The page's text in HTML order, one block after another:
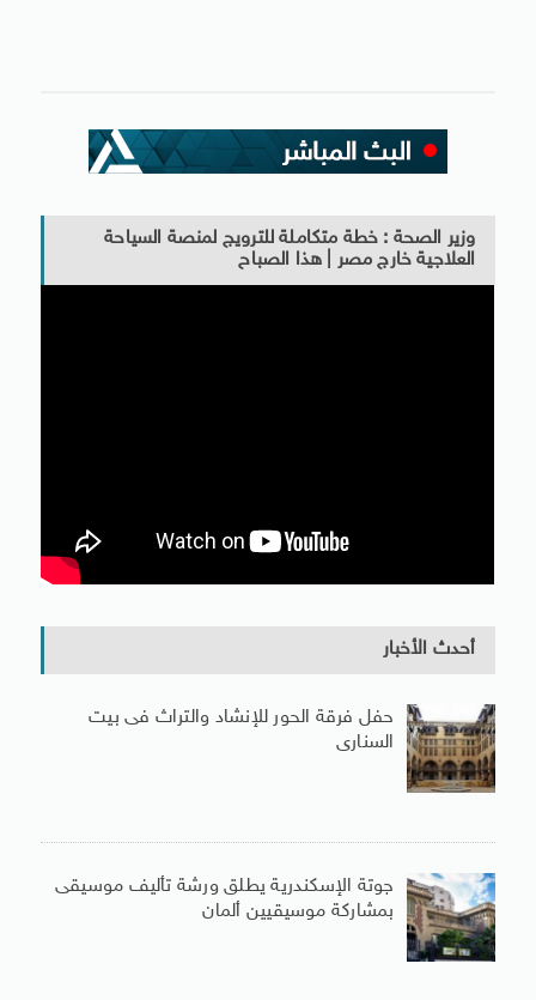
وزير الصحة : خطة متكاملة للترويج لمنصة السياحة
العلاجية خارج مصر | هذا الصباح
أحدث الأخبار
حفل فرقة الحور للإنشاد والتراث فى بيت
السنارى
جوتة الإسكندرية يطلق ورشة تأليف موسيقى
بمشاركة موسيقيين ألمان